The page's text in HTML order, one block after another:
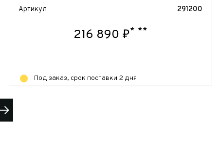
Артикул 291200
216 890 ₽* **
Под заказ, срок поставки 2 дня